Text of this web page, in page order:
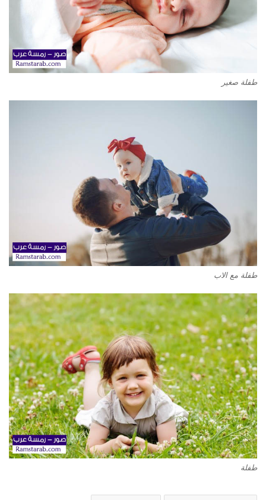
طفلة صغير
طفلة مع الاب
طفلة